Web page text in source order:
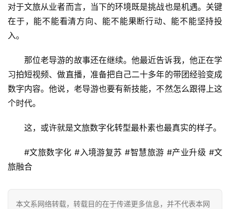
对于文旅从业者而言，当下的环境既是挑战也是机遇。关键
在于，能不能看清方向、能不能果断行动、能不能坚持投
入。
那位老导游的故事还在继续。他最近告诉我，他正在学
习拍短视频、做直播，准备把自己二十多年的带团经验变成
数字内容。他说，老导游也要有新技能，不然怎么跟得上这
个时代。
这，或许就是文旅数字化转型最朴素也最真实的样子。
#文旅数字化 #入境游复苏 #智慧旅游 #产业升级 #文
旅融合
本文系网络转载，转载目的在于传递更多信息，并不代表本网